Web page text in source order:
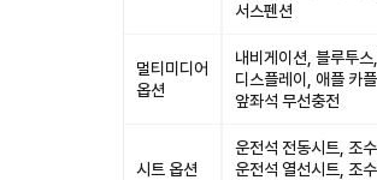
서스펜션
멀티미디어
옵션
내비게이션, 블루투
디스플레이, 애플 카
앞좌석 무선충전
시트 옵션
운전석 전동시트, 조
운전석 열선시트, 조